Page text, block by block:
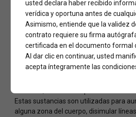
malos para
cuerpo?
Los biopolímeros son sustancias
Estas sustancias son utilizadas para
alguna zona del cuerpo, disimular
usted declara haber recibido
verídica y oportuna antes de
Asimismo, entiende que la validez
contrato requiere su firma
certificada en el documento formal
Al dar clic en continuar, usted
acepta íntegramente las